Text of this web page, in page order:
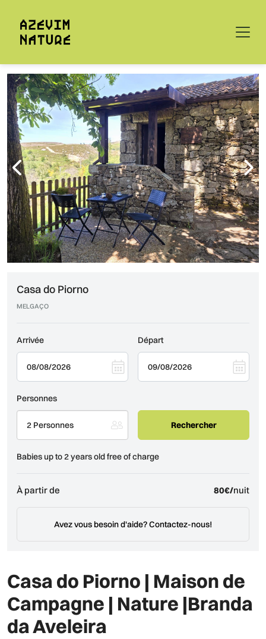
Casa do Piorno | Maison de
Campagne | Nature |Branda
da Aveleira
Casa do Piorno
MELGAÇO
Arrivée Départ
Personnes
2 Personnes
Babies up to 2 years old free of charge
À partir de 80€/nuit
Avez vous besoin d'aide? Contactez-nous!